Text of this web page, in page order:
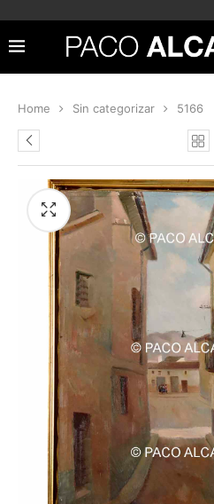
Home Sin categorizar 5166